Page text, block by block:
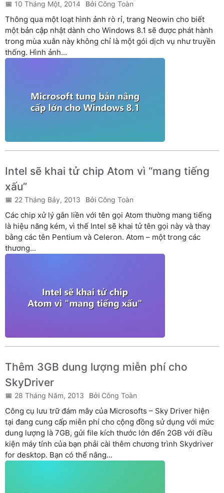
10 Tháng Một, 2014 Công Toàn
Thông qua một loạt hình ảnh rò rỉ, trang Neowin cho biết
một bản cập nhật dành cho Windows 8.1 sẽ được phát hành
trong mùa xuân này không chỉ là một gói dịch vụ như truyền
thống. Hình ảnh...
Intel sẽ khai tử chip Atom vì “mang tiếng
xấu”
22 Tháng Bảy, 2013 Công Toàn
Các chip xử lý gắn liền với tên gọi Atom thường mang tiếng
là hiệu năng kém, vì thế Intel sẽ khai tử tên gọi này và thay
bằng các tên Pentium và Celeron. Atom – một trong các
thương...
Thêm 3GB dung lượng miễn phí cho
SkyDriver
28 Tháng Năm, 2013 Công Toàn
Công cụ lưu trữ đám mây của Microsofts – Sky Driver hiện
tại đang cung cấp miễn phí cho cộng đồng sử dụng với mức
dung lượng là 7GB, gửi file kích thước lớn đến 2GB với điều
kiện máy tính của bạn phải cài thêm chương trình Skydriver
for desktop. Bạn có thể nâng...